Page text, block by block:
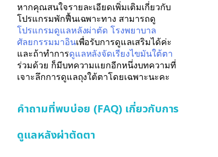
หากคุณสนใจรายละเอียดเพิ่มเติมเกี่ยวกับ
โปรแกรมพักฟื้นเฉพาะทาง สามารถดู
โปรแกรมดูแลหลังผ่าตัด โรงพยาบาล
ศัลยกรรมมาอินเพื่อรับการดูแลเสริมได้ค่ะ
และถ้าทำการดูแลหลังจัดเรียงไขมันใต้ตา
ร่วมด้วย ก็มีบทความแยกอีกหนึ่งบทความที่
เจาะลึกการดูแลถุงใต้ตาโดยเฉพาะนะคะ
คำถามที่พบบ่อย (FAQ) เกี่ยวกับการ
ดูแลหลังผ่าตัดตา